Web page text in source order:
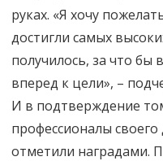
руках. «Я хочу
достигли самых
получилось, за что бы
вперед к цели», –
И в подтверждение
профессионалы
отметили наградами.